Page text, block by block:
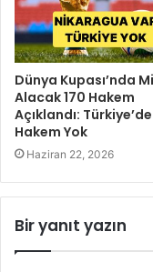
Dünya Kupası’nda
Alacak 170 Hakem
Açıklandı:
Hakem Yok
Haziran 22, 2026
Bir yanıt yazın